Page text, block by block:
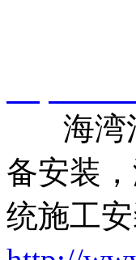
海湾消
备安装
统施工